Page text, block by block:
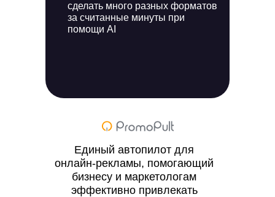
сделать много разных форматов
за считанные минуты при
помощи AI
Единый автопилот для
онлайн-рекламы, помогающий
бизнесу и маркетологам
эффективно привлекать